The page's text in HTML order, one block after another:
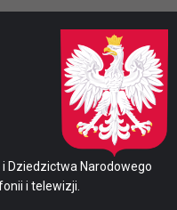
Dziedzictwa Narodowego
i telewizji.